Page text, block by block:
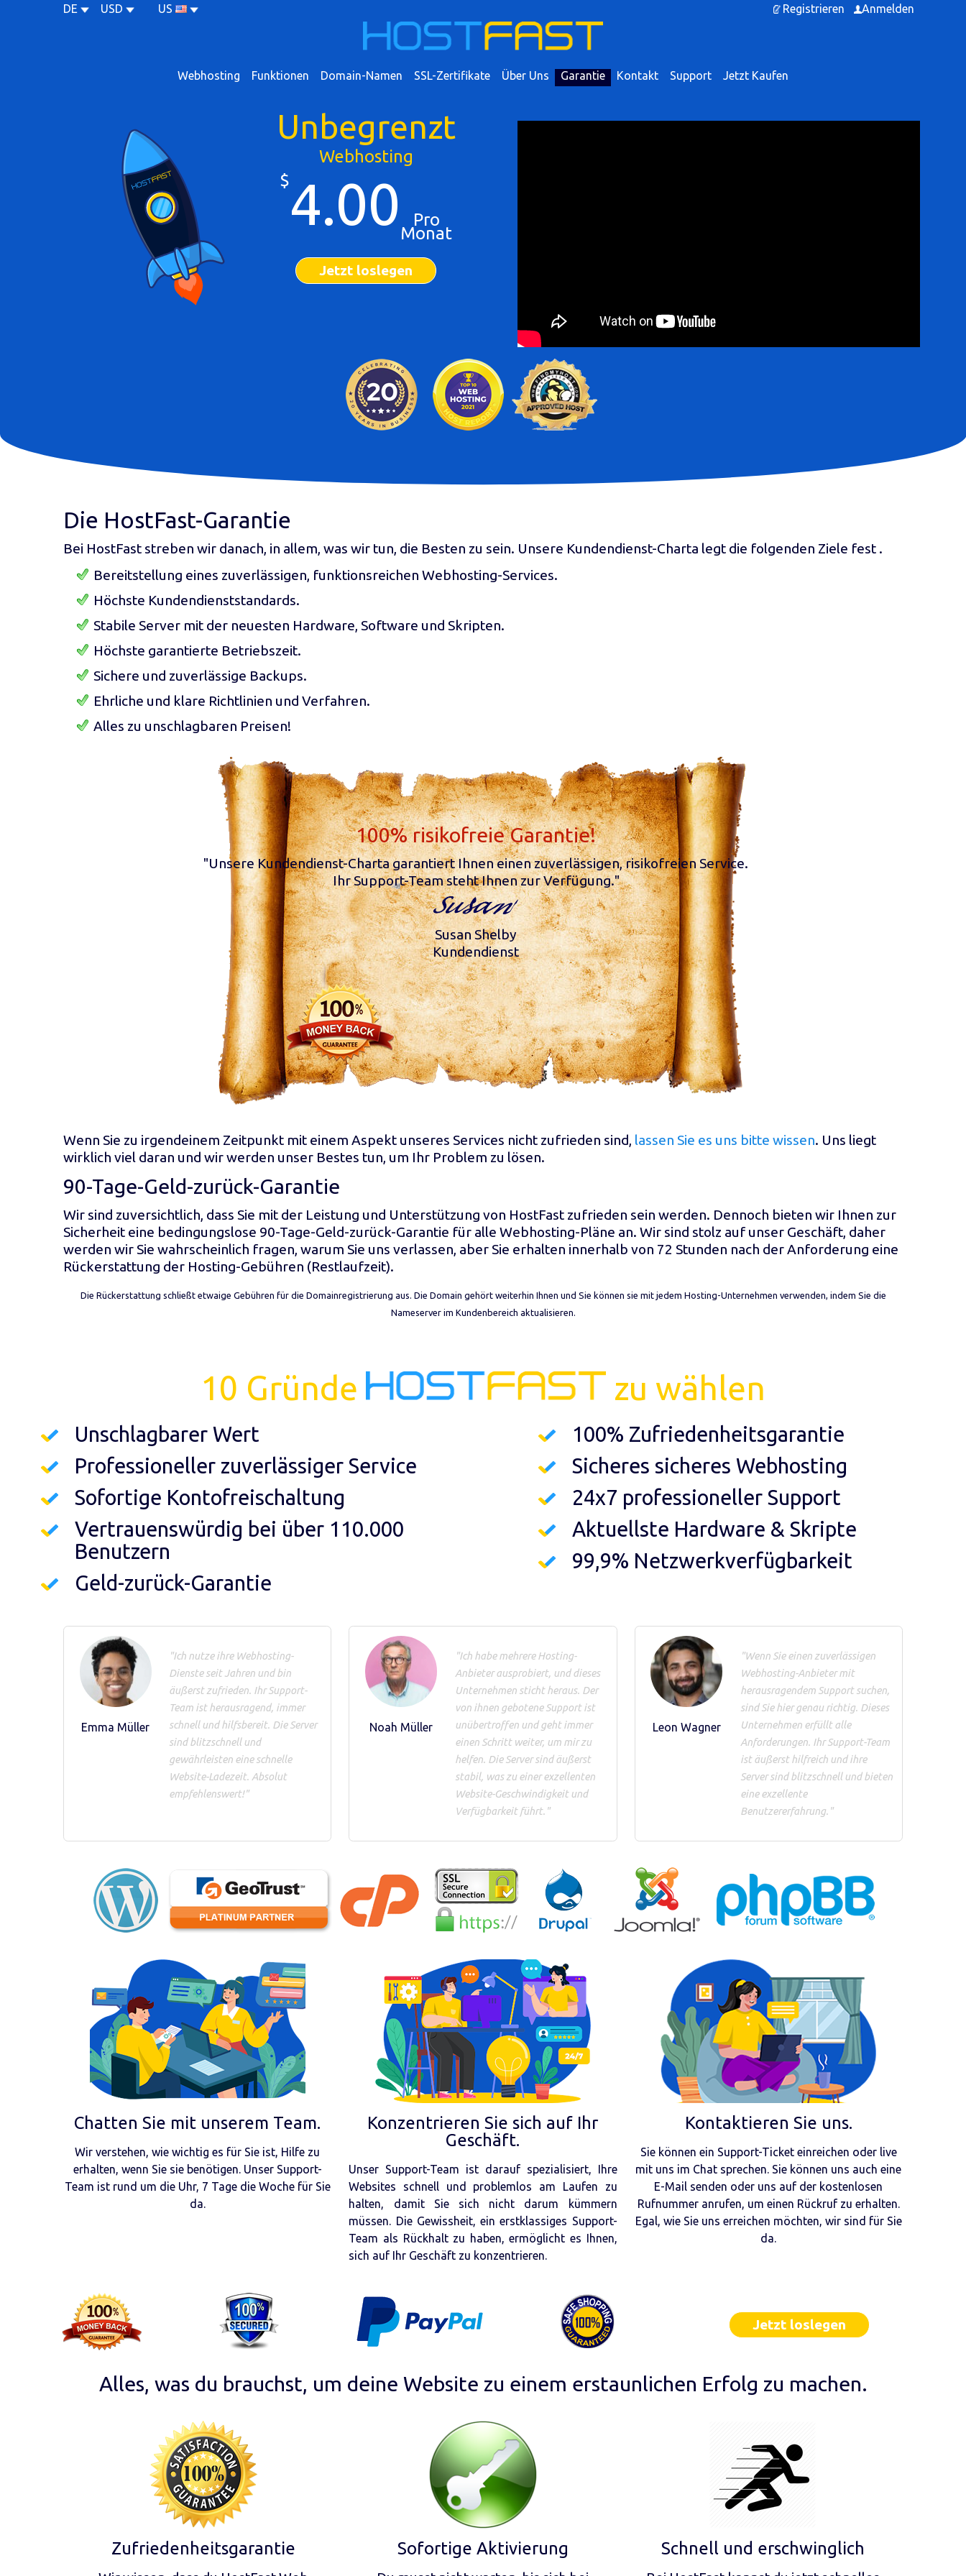
DE USD US Registrieren Anmelden
Webhosting Funktionen Domain-Namen SSL-Zertifikate Über Uns Garantie Kontakt Support Jetzt Kaufen
Unbegrenzt
Webhosting
$4.00 Pro
Monat
Jetzt loslegen
Die HostFast-Garantie
Bei HostFast streben wir danach, in allem, was wir tun, die Besten zu sein. Unsere Kundendienst-Charta legt die folgenden Ziele fest .
Bereitstellung eines zuverlässigen, funktionsreichen Webhosting-Services.
Höchste Kundendienststandards.
Stabile Server mit der neuesten Hardware, Software und Skripten.
Höchste garantierte Betriebszeit.
Sichere und zuverlässige Backups.
Ehrliche und klare Richtlinien und Verfahren.
Alles zu unschlagbaren Preisen!
100% risikofreie Garantie!
"Unsere Kundendienst-Charta garantiert Ihnen einen zuverlässigen, risikofreien Service.
Ihr Support-Team steht Ihnen zur Verfügung."
Susan Shelby
Kundendienst
Wenn Sie zu irgendeinem Zeitpunkt mit einem Aspekt unseres Services nicht zufrieden sind, lassen Sie es uns bitte wissen. Uns liegt
wirklich viel daran und wir werden unser Bestes tun, um Ihr Problem zu lösen.
90-Tage-Geld-zurück-Garantie
Wir sind zuversichtlich, dass Sie mit der Leistung und Unterstützung von HostFast zufrieden sein werden. Dennoch bieten wir Ihnen zur
Sicherheit eine bedingungslose 90-Tage-Geld-zurück-Garantie für alle Webhosting-Pläne an. Wir sind stolz auf unser Geschäft, daher
werden wir Sie wahrscheinlich fragen, warum Sie uns verlassen, aber Sie erhalten innerhalb von 72 Stunden nach der Anforderung eine
Rückerstattung der Hosting-Gebühren (Restlaufzeit).
Die Rückerstattung schließt etwaige Gebühren für die Domainregistrierung aus. Die Domain gehört weiterhin Ihnen und Sie können sie mit jedem Hosting-Unternehmen verwenden, indem Sie die
Nameserver im Kundenbereich aktualisieren.
10 Gründe zu wählen
Unschlagbarer Wert
Professioneller zuverlässiger Service
Sofortige Kontofreischaltung
Vertrauenswürdig bei über 110.000
Benutzern
Geld-zurück-Garantie
100% Zufriedenheitsgarantie
Sicheres sicheres Webhosting
24x7 professioneller Support
Aktuellste Hardware & Skripte
99,9% Netzwerkverfügbarkeit
Emma Müller
"Ich nutze ihre Webhosting-
Dienste seit Jahren und bin
äußerst zufrieden. Ihr Support-
Team ist herausragend, immer
schnell und hilfsbereit. Die Server
sind blitzschnell und
gewährleisten eine schnelle
Website-Ladezeit. Absolut
empfehlenswert!"
Noah Müller
"Ich habe mehrere Hosting-
Anbieter ausprobiert, und dieses
Unternehmen sticht heraus. Der
von ihnen gebotene Support ist
unübertroffen und geht immer
einen Schritt weiter, um mir zu
helfen. Die Server sind äußerst
stabil, was zu einer exzellenten
Website-Geschwindigkeit und
Verfügbarkeit führt."
Leon Wagner
"Wenn Sie einen zuverlässigen
Webhosting-Anbieter mit
herausragendem Support suchen,
sind Sie hier genau richtig. Dieses
Unternehmen erfüllt alle
Anforderungen. Ihr Support-Team
ist äußerst hilfreich und ihre
Server sind blitzschnell und bieten
eine exzellente
Benutzererfahrung."
Chatten Sie mit unserem Team.
Wir verstehen, wie wichtig es für Sie ist, Hilfe zu
erhalten, wenn Sie sie benötigen. Unser Support-
Team ist rund um die Uhr, 7 Tage die Woche für Sie
da.
Konzentrieren Sie sich auf Ihr
Geschäft.
Unser Support-Team ist darauf spezialisiert, Ihre
Websites schnell und problemlos am Laufen zu
halten, damit Sie sich nicht darum kümmern
müssen. Die Gewissheit, ein erstklassiges Support-
Team als Rückhalt zu haben, ermöglicht es Ihnen,
sich auf Ihr Geschäft zu konzentrieren.
Kontaktieren Sie uns.
Sie können ein Support-Ticket einreichen oder live
mit uns im Chat sprechen. Sie können uns auch eine
E-Mail senden oder uns auf der kostenlosen
Rufnummer anrufen, um einen Rückruf zu erhalten.
Egal, wie Sie uns erreichen möchten, wir sind für Sie
da.
Jetzt loslegen
Alles, was du brauchst, um deine Website zu einem erstaunlichen Erfolg zu machen.
Zufriedenheitsgarantie Sofortige Aktivierung Schnell und erschwinglich